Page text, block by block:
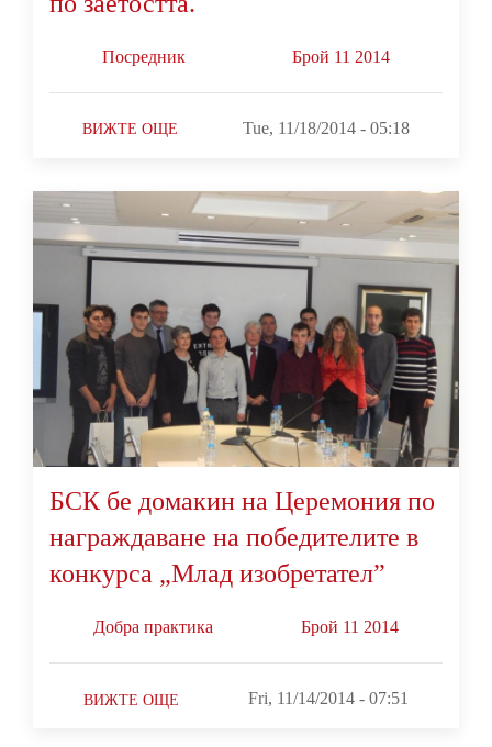
Посредник Брой 11 2014
ВИЖТЕ ОЩЕ Tue, 11/18/2014 - 05:18
БСК бе домакин на Церемония по
награждаване на победителите в
конкурса „Млад изобретател”
Добра практика Брой 11 2014
ВИЖТЕ ОЩЕ Fri, 11/14/2014 - 07:51